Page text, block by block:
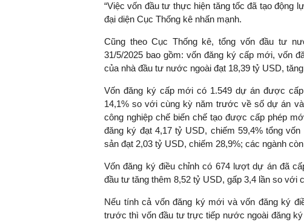
“Việc vốn đầu tư thực hiện tăng tốc đã tạo động
đại diện Cục Thống kê nhấn mạnh.
Cũng theo Cục Thống kê, tổng vốn đầu tư
31/5/2025 bao gồm: vốn đăng ký cấp mới, vốn
của nhà đầu tư nước ngoài đạt 18,39 tỷ USD,
Vốn đăng ký cấp mới có 1.549 dự án được
14,1% so với cùng kỳ năm trước về số dự án
công nghiệp chế biến chế tạo được cấp phép
đăng ký đạt 4,17 tỷ USD, chiếm 59,4% tổng
sản đạt 2,03 tỷ USD, chiếm 28,9%; các ngành
Vốn đăng ký điều chỉnh có 674 lượt dự án đã
đầu tư tăng thêm 8,52 tỷ USD, gấp 3,4 lần so với
Nếu tính cả vốn đăng ký mới và vốn đăng ký
trước thì vốn đầu tư trực tiếp nước ngoài đăng
TS. Nguyễn Đức Độ - Phó Viện
Viện Kinh tế Tài chính
"Có rất nhiều việc
ngay từ bây giờ và
đang được tiến hành
đầu tư cho khoa học
nghệ; ban hành các cơ
khuyến khích đổi mới
khởi nghiệp..."